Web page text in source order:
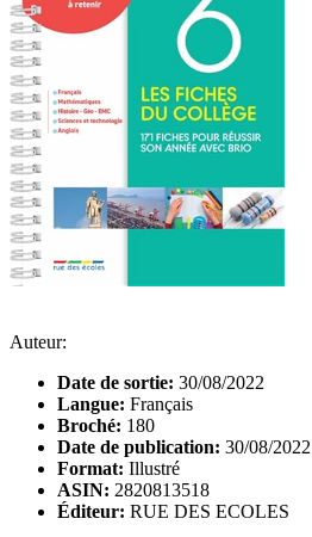
Auteur:
Date de sortie: 30/08/2022
Langue: Français
Broché: 180
Date de publication: 30/08/2022
Format: Illustré
ASIN: 2820813518
Éditeur: RUE DES ECOLES